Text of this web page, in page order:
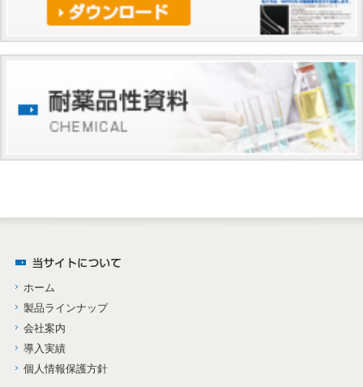
ホーム
製品ラインナップ
会社案内
導入実績
個人情報保護方針